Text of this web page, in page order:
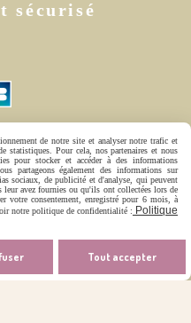
sécurisé
de notre site et analyser notre trafic et
statistiques. Pour cela, nos partenaires et nous
pour stocker et accéder à des informations
partageons également des informations sur
sociaux, de publicité et d'analyse, qui peuvent
avez fournies ou qu'ils ont collectées lors de
votre consentement, enregistré pour 6 mois, à
notre politique de confidentialité : Politique
Tout accepter